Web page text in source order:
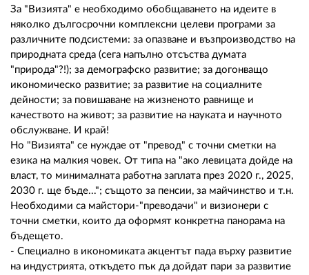
За "Визията" е необходимо обобщаването на идеите в
няколко дългосрочни комплексни целеви програми за
различните подсистеми: за опазване и възпроизводство на
природната среда (сега напълно отсъства думата
"природа"?!); за демографско развитие; за догонващо
икономическо развитие; за развитие на социалните
дейности; за повишаване на жизненото равнище и
качеството на живот; за развитие на науката и научното
обслужване. И край!
Но "Визията" се нуждае от "превод" с точни сметки на
езика на малкия човек. От типа на "ако левицата дойде на
власт, то минималната работна заплата през 2020 г., 2025,
2030 г. ще бъде..."; същото за пенсии, за майчинство и т.н.
Необходими са майстори-"преводачи" и визионери с
точни сметки, които да оформят конкретна панорама на
бъдещето.
- Специално в икономиката акцентът пада върху развитие
на индустрията, откъдето пък да дойдат пари за развитие